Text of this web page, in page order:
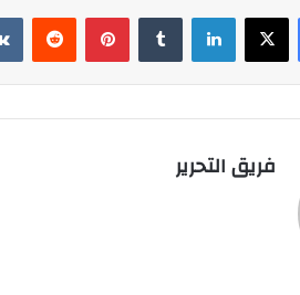
فيسبوك ‫X لينكدإن بينتيريست
فريق التحرير